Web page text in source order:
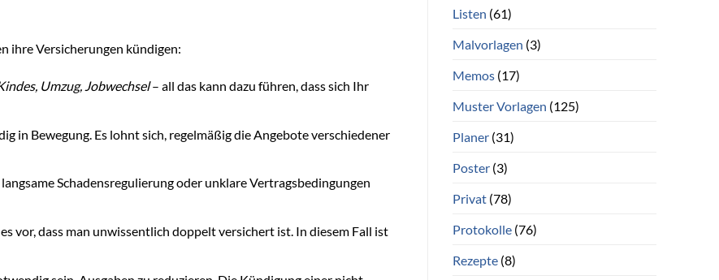
ihre Versicherungen kündigen:
Umzug, Jobwechsel– all das kann dazu führen, dass sich Ihr
in Bewegung. Es lohnt sich, regelmäßig die Angebote verschiedener
Schadensregulierung oder unklare Vertragsbedingungen
vor, dass man unwissentlich doppelt versichert ist. In diesem Fall ist
Listen (61)
Malvorlagen (3)
Memos(17)
Muster Vorlagen (125)
Planer(31)
Poster(3)
Privat(78)
Protokolle(76)
Rezepte(8)